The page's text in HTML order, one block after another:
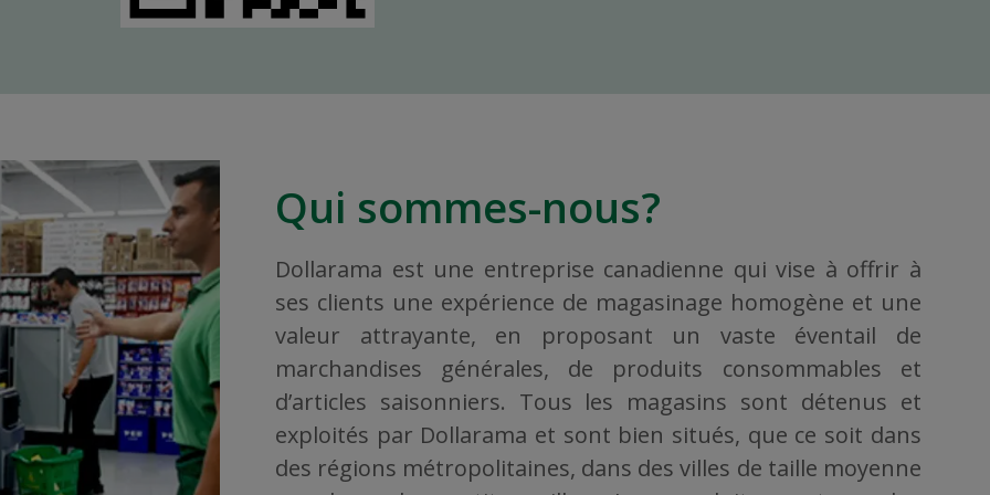
Qui sommes-nous?
Dollarama est une entreprise canadienne qui vise à offrir à
ses clients une expérience de magasinage homogène et une
valeur attrayante, en proposant un vaste éventail de
marchandises générales, de produits consommables et
d’articles saisonniers. Tous les magasins sont détenus et
exploités par Dollarama et sont bien situés, que ce soit dans
des régions métropolitaines, dans des villes de taille moyenne